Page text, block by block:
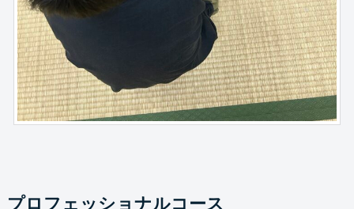
プロフェッショナルコース